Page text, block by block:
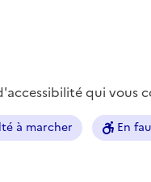
qui vous
à marcher En